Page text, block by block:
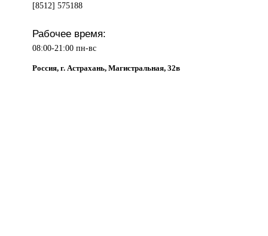
[8512] 575188
Рабочее время:
08:00-21:00 пн-вс
Россия, г. Астрахань, Магистральная, 32в